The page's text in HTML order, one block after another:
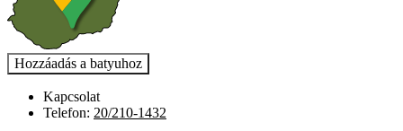
Kapcsolat
Telefon: 20/210-1432